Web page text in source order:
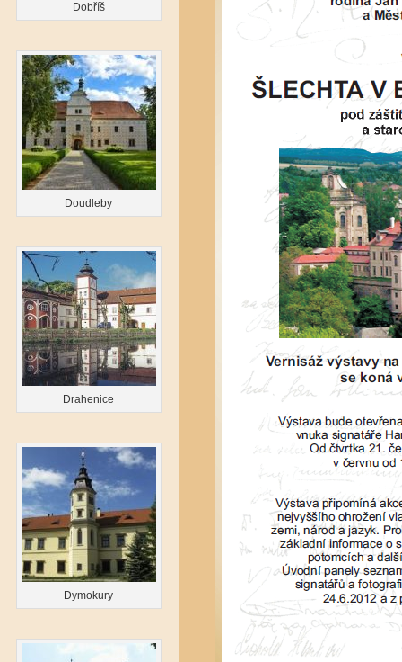
Dobříš
Doudleby
Drahenice
Dymokury